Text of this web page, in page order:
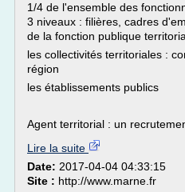
1/4 de l'ensemble des
3 niveaux : filières, cadres
de la fonction publique
les collectivités territoriales :
région
les établissements publics
Agent territorial : un
Lire la suite
Date: 2017-04-04 04:33:15
Site : http://www.marne.fr